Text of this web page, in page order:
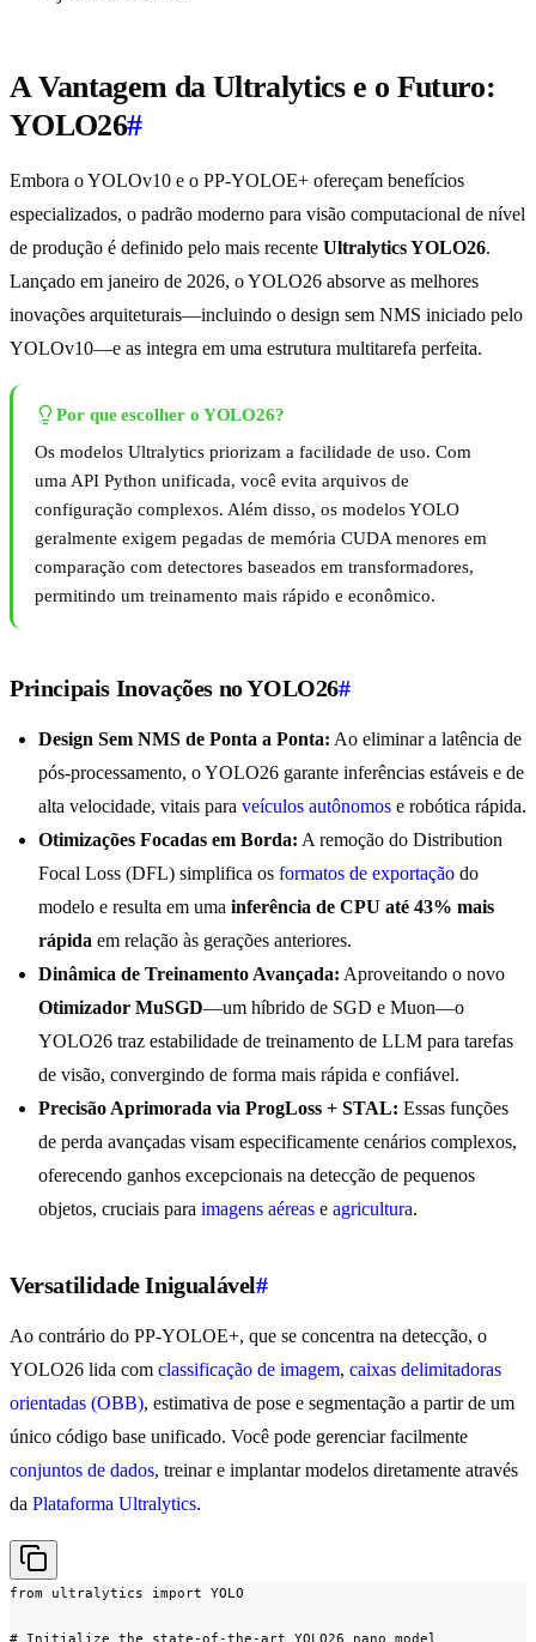
A Vantagem da Ultralytics e o Futuro:
YOLO26#
Embora o YOLOv10 e o PP-YOLOE+ ofereçam benefícios
especializados, o padrão moderno para visão computacional de nível
de produção é definido pelo mais recente Ultralytics YOLO26.
Lançado em janeiro de 2026, o YOLO26 absorve as melhores
inovações arquiteturais—incluindo o design sem NMS iniciado pelo
YOLOv10—e as integra em uma estrutura multitarefa perfeita.
Por que escolher o YOLO26?
Os modelos Ultralytics priorizam a facilidade de uso. Com
uma API Python unificada, você evita arquivos de
configuração complexos. Além disso, os modelos YOLO
geralmente exigem pegadas de memória CUDA menores em
comparação com detectores baseados em transformadores,
permitindo um treinamento mais rápido e econômico.
Principais Inovações no YOLO26#
Design Sem NMS de Ponta a Ponta: Ao eliminar a latência de
pós-processamento, o YOLO26 garante inferências estáveis e de
alta velocidade, vitais para veículos autônomos e robótica rápida.
Otimizações Focadas em Borda: A remoção do Distribution
Focal Loss (DFL) simplifica os formatos de exportação do
modelo e resulta em uma inferência de CPU até 43% mais
rápida em relação às gerações anteriores.
Dinâmica de Treinamento Avançada: Aproveitando o novo
Otimizador MuSGD—um híbrido de SGD e Muon—o
YOLO26 traz estabilidade de treinamento de LLM para tarefas
de visão, convergindo de forma mais rápida e confiável.
Precisão Aprimorada via ProgLoss + STAL: Essas funções
de perda avançadas visam especificamente cenários complexos,
oferecendo ganhos excepcionais na detecção de pequenos
objetos, cruciais para imagens aéreas e agricultura.
Versatilidade Inigualável#
Ao contrário do PP-YOLOE+, que se concentra na detecção, o
YOLO26 lida com classificação de imagem, caixas delimitadoras
orientadas (OBB), estimativa de pose e segmentação a partir de um
único código base unificado. Você pode gerenciar facilmente
conjuntos de dados, treinar e implantar modelos diretamente através
da Plataforma Ultralytics.
from ultralytics import YOLO
# Initialize the state-of-the-art YOLO26 nano model